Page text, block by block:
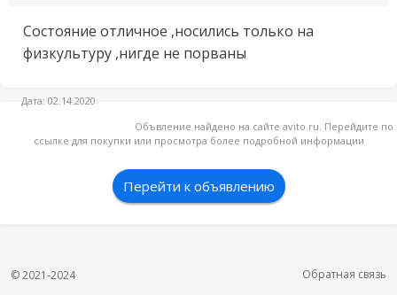
Состояние отличное ,носились только на
физкультуру ,нигде не порваны
Дата: 02.14.2020
Объвление найдено на сайте avito.ru. Перейдите по
ссылке для покупки или просмотра более подробной информации
Перейти к объявлению
© 2021-2024 Обратная связь